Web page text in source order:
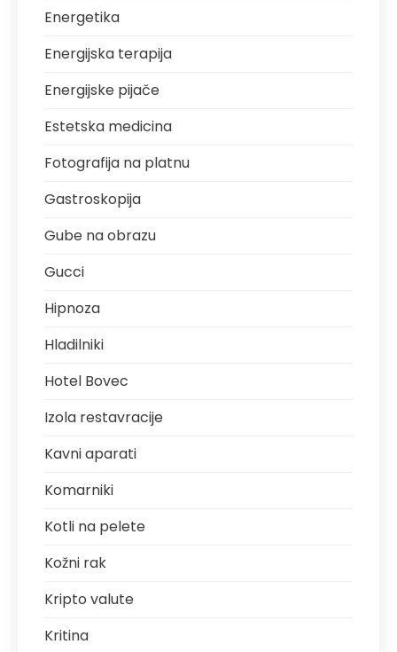
Energetika
Energijska terapija
Energijske pijače
Estetska medicina
Fotografija na platnu
Gastroskopija
Gube na obrazu
Gucci
Hipnoza
Hladilniki
Hotel Bovec
Izola restavracije
Kavni aparati
Komarniki
Kotli na pelete
Kožni rak
Kripto valute
Kritina